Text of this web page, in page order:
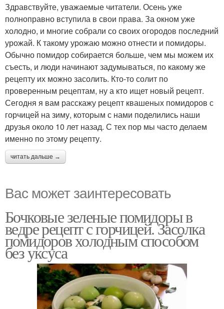
Здравствуйте, уважаемые читатели. Осень уже
полноправно вступила в свои права. За окном уже
холодно, и многие собрали со своих огородов последний
урожай. К такому урожаю можно отнести и помидоры.
Обычно помидор собирается больше, чем мы можем их
съесть, и люди начинают задумываться, по какому же
рецепту их можно засолить. Кто-то солит по
проверенным рецептам, ну а кто ищет новый рецепт.
Сегодня я вам расскажу рецепт квашеных помидоров с
горчицей на зиму, которым с нами поделились наши
друзья около 10 лет назад. С тех пор мы часто делаем
именно по этому рецепту.
читать дальше →
Вас может заинтересовать
Бочковые зеленые помидоры в
ведре рецепт с горчицей. Засолка
помидоров холодным способом
без уксуса